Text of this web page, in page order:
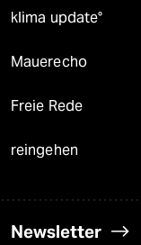
klima update°
Mauerecho
Freie Rede
reingehen
Newsletter